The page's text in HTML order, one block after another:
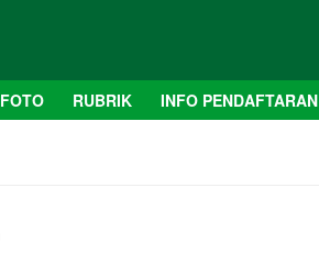
RUBRIK INFO PENDAFTARAN